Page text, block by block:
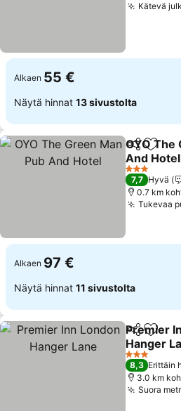
Kätevä
Alkaen 55 €
Näytä hinnat 13 sivustolta
Jaa Lisää
OYO The
And Hotel
Katso
3
7,7 Hyvä
0.7 km
Tukevaa
Alkaen 97 €
Näytä hinnat 11 sivustolta
Jaa Lisää
Premier
Hanger
Katso
3 Tähtiluokitus
8,3 Erittäin
3.0 km
Suora